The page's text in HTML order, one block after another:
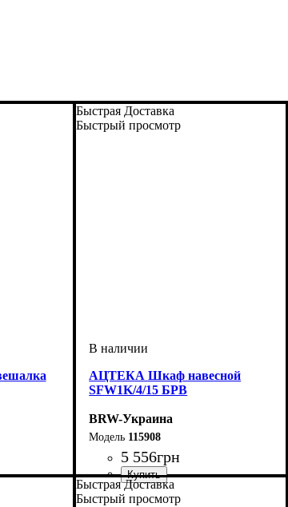
Быстрая Доставка
Быстрый просмотр
АЦТЕКА Шкаф навесной
SFW1K/4/15 БРВ
BRW-Украина
115908
5 556грн
ширина, мм: 150
высота, мм: 41
глубина, мм: 35
Быстрая Доставка
Быстрый просмотр